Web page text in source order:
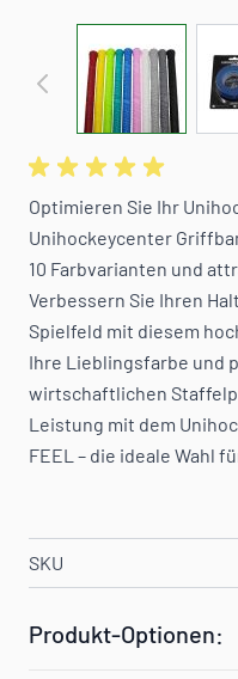
View larger
Optimieren Sie Ihr
Unihockeycenter
10 Farbvarianten und
Verbessern Sie Ihren
Spielfeld mit diesem
Ihre Lieblingsfarbe und
wirtschaftlichen
Leistung mit dem
FEEL – die ideale Wahl
SKU
Produkt-Optionen: